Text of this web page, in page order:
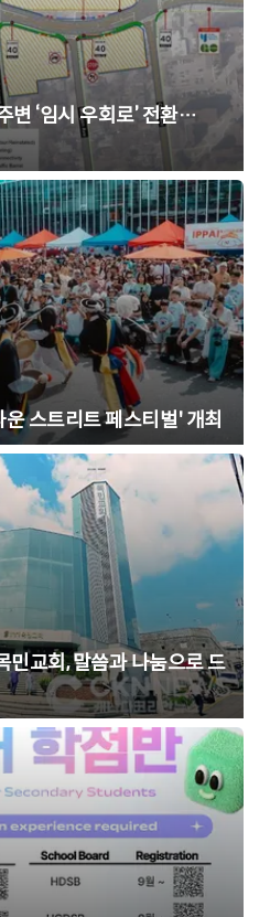
변 ‘임시 우회로’ 전환…
스트리트 페스티벌' 개최
교회, 말씀과 나눔으로 드